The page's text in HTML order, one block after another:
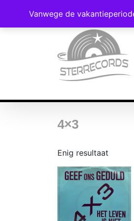
4×3
Enig resultaat
Vanwege de